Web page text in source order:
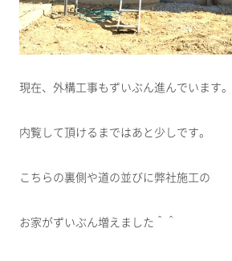
現在、外構工事もずいぶん進んでいます。
内覧して頂けるまではあと少しです。
こちらの裏側や道の並びに弊社施工の
お家がずいぶん増えました＾＾